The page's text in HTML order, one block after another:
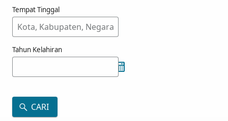
Tempat Tinggal
Tahun Kelahiran
CARI